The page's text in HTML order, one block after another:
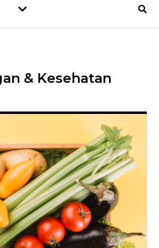
& Kesehatan